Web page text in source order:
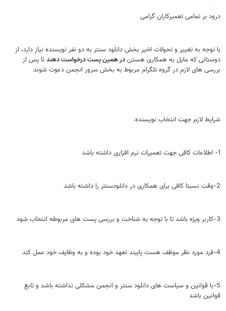
درود بر تمامی تعمیرکاران گرامی
با توجه به تغییر و تحولات اخیر بخش دانلود سنتر به دو نفر نویسنده نیاز دارد، از
دوستانی که مایل به همکاری هستندر همین پست درخواست دهندتا پس از
بررسی های لازم در گروه تلگرام مربوط به بخش سرور انجمن دعوت شوند
شرایط لازم جهت انتخاب نویسنده:
5-با قوانین و سیاست های دانلود سنتر و انجمن مشکلی نداشته باشد و تابع
قوانین باشد